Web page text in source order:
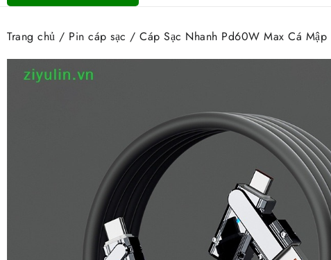
Trang chủ / Pin cáp sạc / Cáp Sạc Nhanh Pd60W Max Cá Mập